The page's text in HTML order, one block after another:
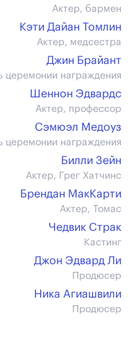
Актер, бармен
Кэти Дайан Томлин
Актер, медсестра
Джин Брайант
церемонии награждения
Шеннон Эдвардс
Актер, профессор
Сэмюэл Медоуз
церемонии награждения
Билли Зейн
Актер, Грег Хатчинс
Брендан МакКарти
Актер, Томас
Чедвик Страк
Кастинг
Джон Эдвард Ли
Продюсер
Ника Агиашвили
Продюсер